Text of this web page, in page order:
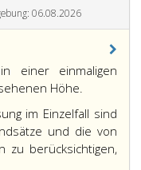
06.08.2026
einer einmaligen
Höhe.
im Einzelfall sind
und die von
zu berücksichtigen,